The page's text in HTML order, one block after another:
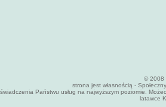
© 2008
strona jest własnością -
Państwu usług na najwyższym poziomie.
latawce